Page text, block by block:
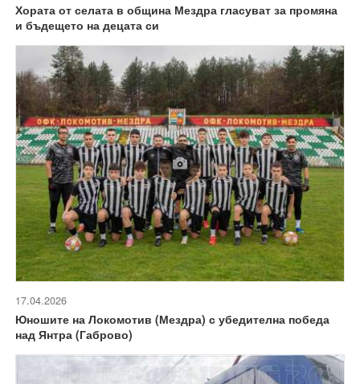
Хората от селата в община Мездра гласуват за промяна
и бъдещето на децата си
17.04.2026
Юношите на Локомотив (Мездра) с убедителна победа
над Янтра (Габрово)